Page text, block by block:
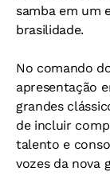
samba em um
brasilidade.
No comando
apresentação
grandes
de incluir
talento e
vozes da nova